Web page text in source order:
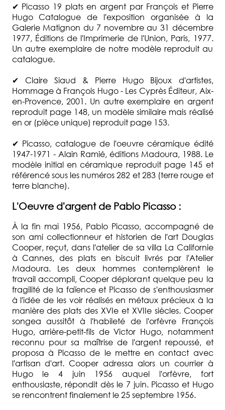
✔ Picasso 19 plats en argent par François et Pierre
Hugo Catalogue de l'exposition organisée à la
Galerie Matignon du 7 novembre au 31 décembre
1977, Éditions de l'Imprimerie de l'Union, Paris, 1977.
Un autre exemplaire de notre modèle reproduit au
catalogue.
✔ Claire Siaud & Pierre Hugo Bijoux d'artistes,
Hommage à François Hugo - Les Cyprès Éditeur, Aix-
en-Provence, 2001. Un autre exemplaire en argent
reproduit page 148, un modèle similaire mais réalisé
en or (pièce unique) reproduit page 153.
✔ Picasso, catalogue de l'oeuvre céramique édité
1947-1971 - Alain Ramié, éditions Madoura, 1988. Le
modèle initial en céramique reproduit page 145 et
référencé sous les numéros 282 et 283 (terre rouge et
terre blanche).
L'Oeuvre d'argent de Pablo Picasso :
À la fin mai 1956, Pablo Picasso, accompagné de
son ami collectionneur et historien de l'art Douglas
Cooper, reçut, dans l'atelier de sa villa La Californie
à Cannes, des plats en biscuit livrés par l'Atelier
Madoura. Les deux hommes contemplèrent le
travail accompli, Cooper déplorant quelque peu la
fragilité de la faïence et Picasso de s'enthousiasmer
à l'idée de les voir réalisés en métaux précieux à la
manière des plats des XVIe et XVIIe siècles. Cooper
songea aussitôt à l'habileté de l'orfèvre François
Hugo, arrière-petit-fils de Victor Hugo, notamment
reconnu pour sa maîtrise de l'argent repoussé, et
proposa à Picasso de le mettre en contact avec
l'artisan d'art. Cooper adressa alors un courrier à
Hugo le 4 juin 1956 auquel l'orfèvre, fort
enthousiaste, répondit dès le 7 juin. Picasso et Hugo
se rencontrent finalement le 25 septembre 1956.